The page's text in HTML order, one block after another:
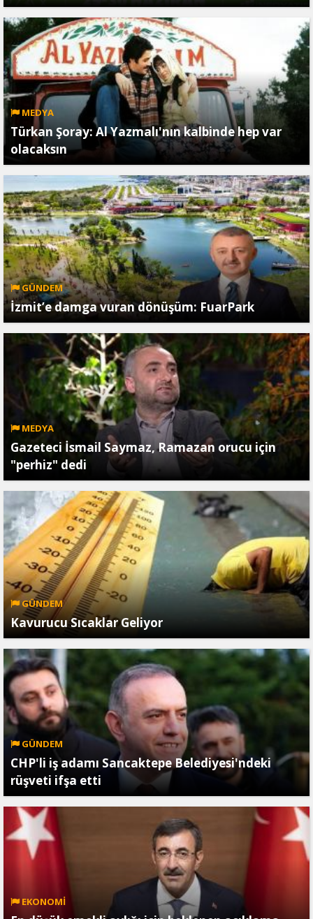
MEDYA
Türkan Şoray: Al Yazmalı'nın kalbinde hep var
olacaksın
GÜNDEM
İzmit’e damga vuran dönüşüm: FuarPark
MEDYA
Gazeteci İsmail Saymaz, Ramazan orucu için
"perhiz" dedi
GÜNDEM
Kavurucu Sıcaklar Geliyor
GÜNDEM
CHP'li iş adamı Sancaktepe Belediyesi'ndeki
rüşveti ifşa etti
EKONOMİ